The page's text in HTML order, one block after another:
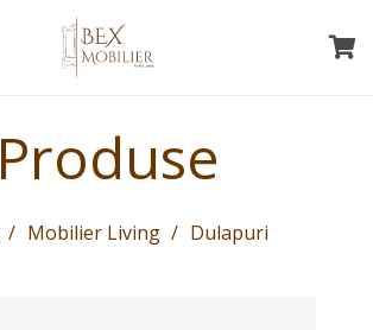
Produse
/ Mobilier Living / Dulapuri